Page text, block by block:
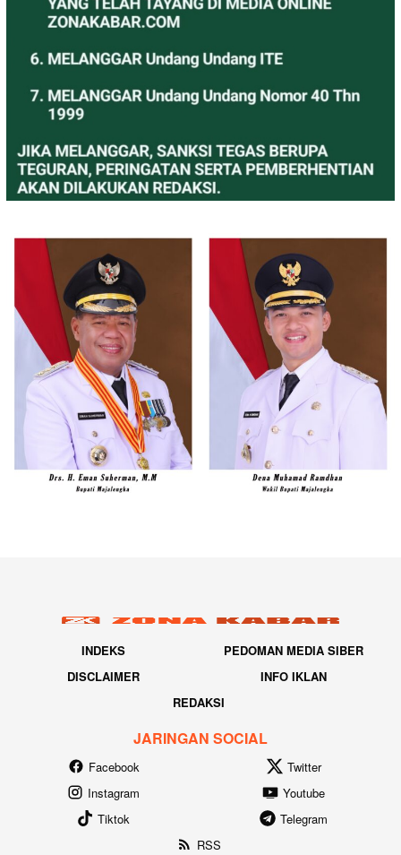
INDEKS
PEDOMAN MEDIA SIBER
DISCLAIMER
INFO IKLAN
REDAKSI
JARINGAN SOCIAL
Facebook
Twitter
Instagram
Youtube
Tiktok
Telegram
RSS